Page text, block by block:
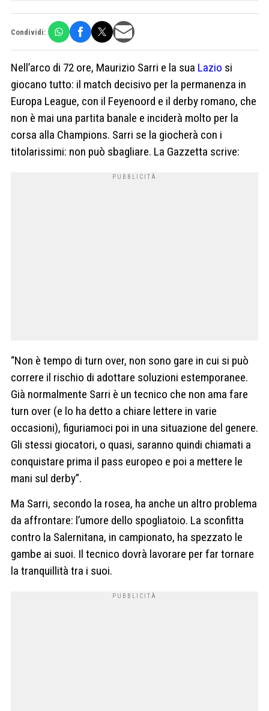
Condividi:
Nell’arco di 72 ore, Maurizio Sarri e la sua Lazio si
giocano tutto: il match decisivo per la permanenza in
Europa League, con il Feyenoord e il derby romano, che
non è mai una partita banale e inciderà molto per la
corsa alla Champions. Sarri se la giocherà con i
titolarissimi: non può sbagliare. La Gazzetta scrive:
“Non è tempo di turn over, non sono gare in cui si può
correre il rischio di adottare soluzioni estemporanee.
Già normalmente Sarri è un tecnico che non ama fare
turn over (e lo ha detto a chiare lettere in varie
occasioni), figuriamoci poi in una situazione del genere.
Gli stessi giocatori, o quasi, saranno quindi chiamati a
conquistare prima il pass europeo e poi a mettere le
mani sul derby”.
Ma Sarri, secondo la rosea, ha anche un altro problema
da affrontare: l’umore dello spogliatoio. La sconfitta
contro la Salernitana, in campionato, ha spezzato le
gambe ai suoi. Il tecnico dovrà lavorare per far tornare
la tranquillità tra i suoi.